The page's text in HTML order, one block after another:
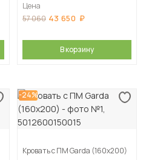
Цена
57 060 43 650
В корзину
-24%
Кровать с ПМ Garda (160х200)